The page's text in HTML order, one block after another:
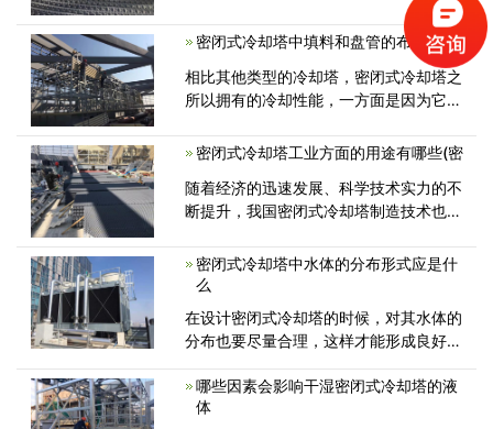
的。 当干燥的空气进到风机里进
密闭式冷却塔中填料和盘管的布置形式(
相比其他类型的冷却塔，密闭式冷却塔之
所以拥有的冷却性能，一方面是因为它采
密闭式冷却塔工业方面的用途有哪些(密
随着经济的迅速发展、科学技术实力的不
断提升，我国密闭式冷却塔制造技术也获
密闭式冷却塔中水体的分布形式应是什
么
在设计密闭式冷却塔的时候，对其水体的
分布也要尽量合理，这样才能形成良好的
循环系统，从而促进冷却塔效果的提高
哪些因素会影响干湿密闭式冷却塔的液
体